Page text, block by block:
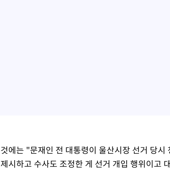
에는 "문재인 전 대통령이 울산시장 선거 당시
시하고 수사도 조정한 게 선거 개입 행위이고